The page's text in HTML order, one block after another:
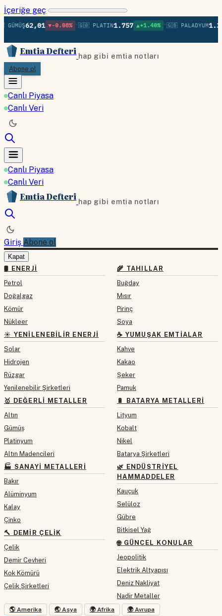
İçeriğe geç
62,01 ▼-0.08% •🇬🇧 PLATIN1.757 ▲+1.40% •🇬🇧 PALADYUM1.372
Emtia Defteri hap gibi emtia notları
Abone ol
Canlı Piyasa
Canlı Veri
Canlı Piyasa
Canlı Veri
Emtia Defteri hap gibi emtia notları
Giriş Abone ol
Kapat
🛢 ENERJI
Petrol
Doğalgaz
Kömür
Nükleer
☀️ YENILENEBILIR ENERJI
Solar
Hidrojen
Rüzgar
Yenilenebilir Şirketleri
🥇 DEĞERLI METALLER
Altın
Gümüş
Platinyum
Altın Madencileri
🏭 SANAYI METALLERI
Bakır
Alüminyum
Kalay
Çinko
🔨 DEMIR ÇELIK
Çelik
Demir Cevheri
Kok Kömürü
Çelik Şirketleri
🌾 TAHILLAR
Buğday
Mısır
Pirinç
Soya
☕ YUMUŞAK EMTIALAR
Kahve
Kakao
Şeker
Pamuk
🔋 BATARYA METALLERI
Lityum
Kobalt
Nikel
Batarya Şirketleri
🌿 ENDÜSTRIYEL
HAMMADDELER
Kauçuk
Selüloz
Gübre
Bitkisel Yağ
🌐 GÜNCEL KONULAR
Jeopolitik
Elektrik Altyapısı
Deniz Nakliyat
Nadir Metaller
🌎 Amerika 🌏 Asya 🌍 Afrika 🌍 Avrupa